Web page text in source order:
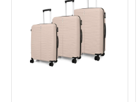
והעיצובים מאפשר לכם לזהות את
עמוסים, והעמידות הגבוהה לצד
ארוכת טווח.
שיבטיח כי החופשה או הנסיעה
עם סט מזוודות מושלם. גלו את